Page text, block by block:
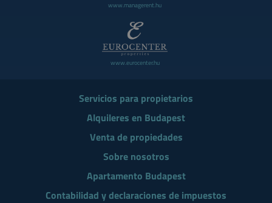
www.managerent.hu
www.eurocenter.hu
Servicios para propietarios
Alquileres en Budapest
Venta de propiedades
Sobre nosotros
Apartamento Budapest
Contabilidad y declaraciones de impuestos